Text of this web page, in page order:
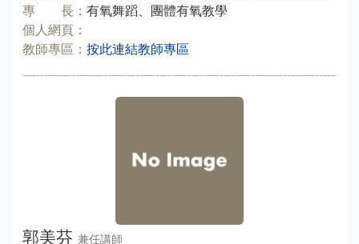
專 長： 有氧舞蹈、團體有氧教學
個人網頁：
教師專區： 按此連結教師專區
郭美芬 兼任講師